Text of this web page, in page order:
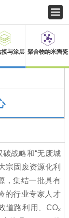
接与涂层 聚合物纳米陶瓷
战略和“无废城
宗固废资源化利
，集结一批具有
的行业专家人才
道路利用、CO₂